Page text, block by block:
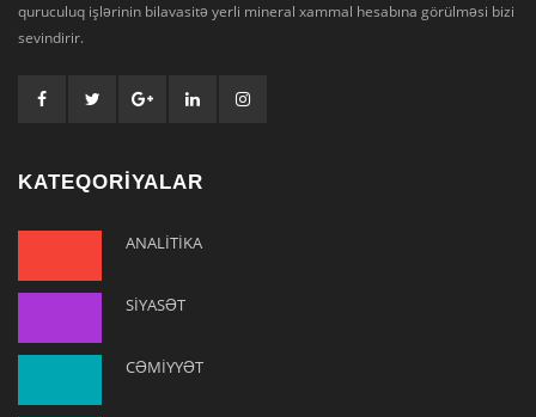
quruculuq işlərinin bilavasitə yerli mineral xammal hesabına görülməsi bizi
sevindirir.
KATEQORİYALAR
ANALİTİKA
SİYASƏT
CƏMİYYƏT